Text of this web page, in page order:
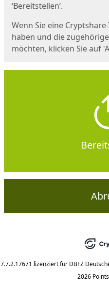
‘Bereitstellen’.
Wenn Sie eine
haben und die
möchten, klicken Sie auf
7.7.2.17671 lizenziert für DBFZ
2026